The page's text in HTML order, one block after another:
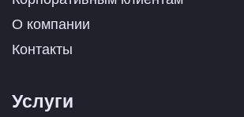
О компании
Контакты
Услуги